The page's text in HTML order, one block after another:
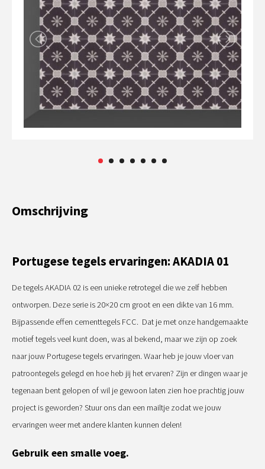
Omschrijving
Portugese tegels ervaringen: AKADIA 01
De tegels AKADIA 02 is een unieke retrotegel die we zelf hebben
ontworpen. Deze serie is 20×20 cm groot en een dikte van 16 mm.
Bijpassende effen cementtegels FCC. Dat je met onze handgemaakte
motief tegels veel kunt doen, was al bekend, maar we zijn op zoek
naar jouw Portugese tegels ervaringen. Waar heb je jouw vloer van
patroontegels gelegd en hoe heb jij het ervaren? Zijn er dingen waar je
tegenaan bent gelopen of wil je gewoon laten zien hoe prachtig jouw
project is geworden? Stuur ons dan een mailtje zodat we jouw
ervaringen weer met andere klanten kunnen delen!
Gebruik een smalle voeg.